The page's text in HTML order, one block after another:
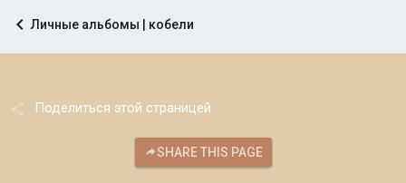
Личные альбомы | кобели
Поделиться этой страницей
SHARE THIS PAGE